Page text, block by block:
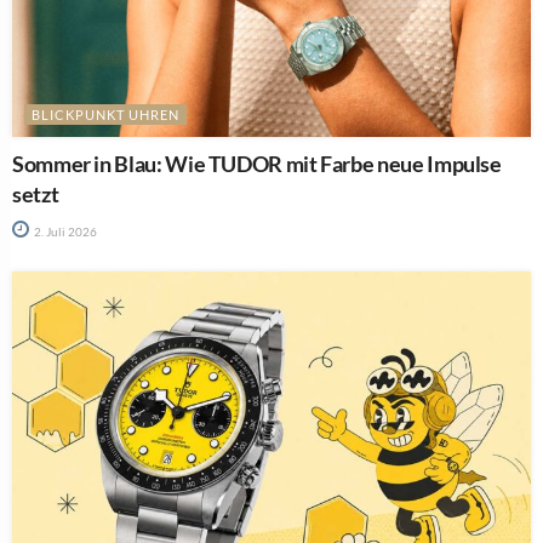
BLICKPUNKT UHREN
Sommer in Blau: Wie TUDOR mit Farbe neue Impulse
setzt
2. Juli 2026